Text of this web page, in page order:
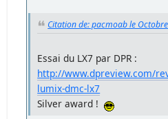
Citation de: pacmoab le
Essai du LX7 par DPR :
http://www.dpreview.com/
lumix-dmc-lx7
Silver award !